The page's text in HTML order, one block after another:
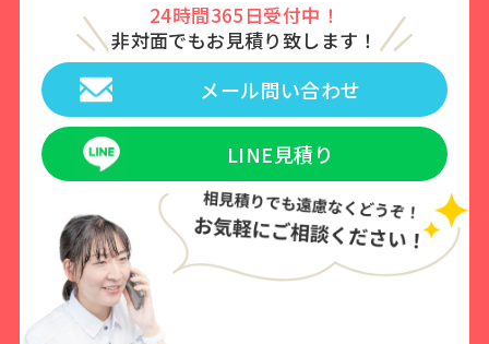
24時間365日受付中！
非対面でもお見積り致します！
メール問い合わせ
LINE見積り